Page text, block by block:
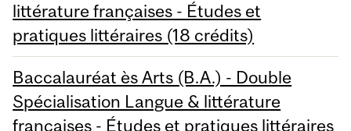
littérature françaises - Études et
pratiques littéraires (18 crédits)
Baccalauréat ès Arts (B.A.) - Double
Spécialisation Langue & littérature
françaises - Études et pratiques littéraires